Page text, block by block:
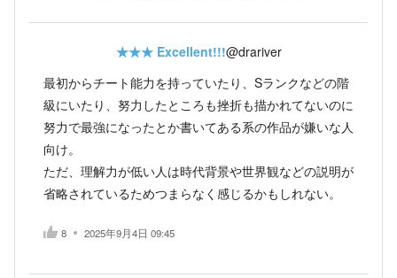
★★★ Excellent!!!@drariver
最初からチート能力を持っていたり、Sランクなどの階
級にいたり、努力したところも挫折も描かれてないのに
努力で最強になったとか書いてある系の作品が嫌いな人
向け。
ただ、理解力が低い人は時代背景や世界観などの説明が
省略されているためつまらなく感じるかもしれない。
8 2025年9月4日 09:45